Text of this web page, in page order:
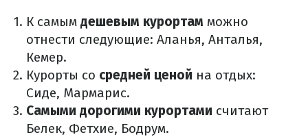
К самым дешевым курортам можно
отнести следующие: Аланья, Анталья,
Кемер.
Курорты со средней ценой на отдых:
Сиде, Мармарис.
Самыми дорогими курортами считают
Белек, Фетхие, Бодрум.